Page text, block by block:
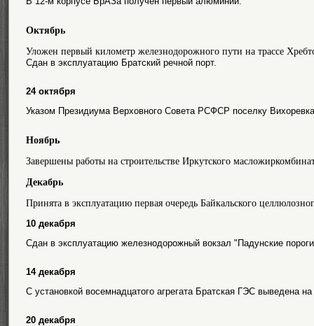
Октябрь
Уложен первый километр железнодорожного пути на трассе
Сдан в эксплуатацию Братский речной порт.
24 октября
Указом Президиума Верховного Совета РСФСР поселку
Ноябрь
Завершены работы на строительстве Иркутского
Декабрь
Принята в эксплуатацию первая очередь Байкальского
10 декабря
Сдан в эксплуатацию железнодорожный вокзал "Падунские
14 декабря
С установкой восемнадцатого агрегата Братская ГЭС выведена
20 декабря